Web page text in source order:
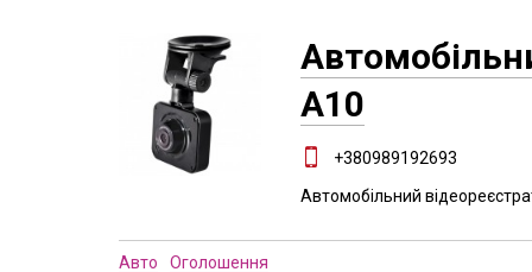
A10
+380989192693
Автомобільний
Авто Оголошення